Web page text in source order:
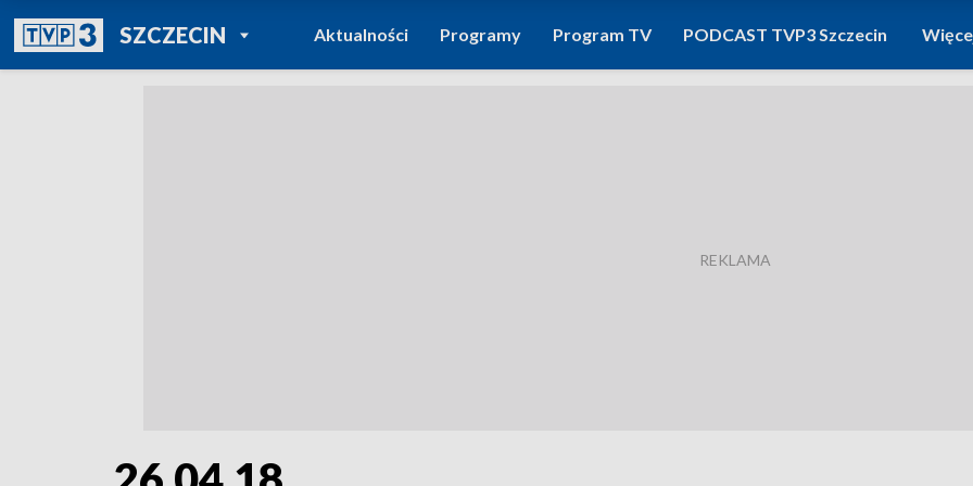
SZCZECINPOWRÓT DO
TVP REGIONY
Aktualności Programy Program TV PODCAST TVP3 Szczecin